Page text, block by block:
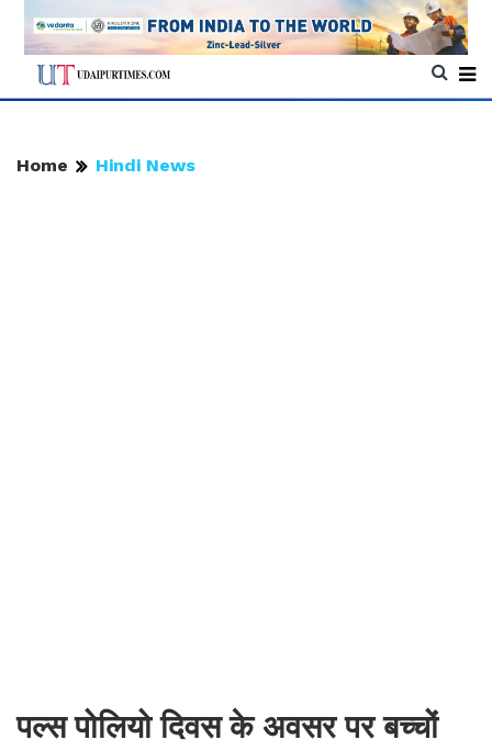
Home Hindi News
पल्स पोलियो दिवस के अवसर पर बच्चों